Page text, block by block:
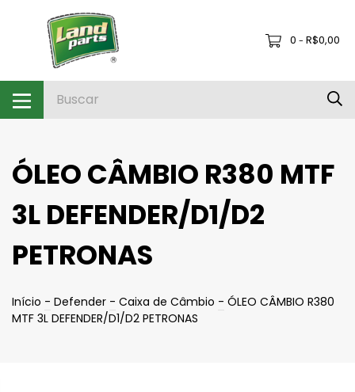
0 - R$0,00
ÓLEO CÂMBIO R380 MTF
3L DEFENDER/D1/D2
PETRONAS
Início - Defender - Caixa de Câmbio - ÓLEO CÂMBIO R380
MTF 3L DEFENDER/D1/D2 PETRONAS